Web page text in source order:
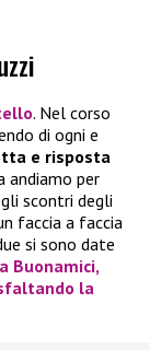
. Nel corso
di ogni e
e risposta
andiamo per
scontri degli
faccia a faccia
si sono date
Buonamici,
la